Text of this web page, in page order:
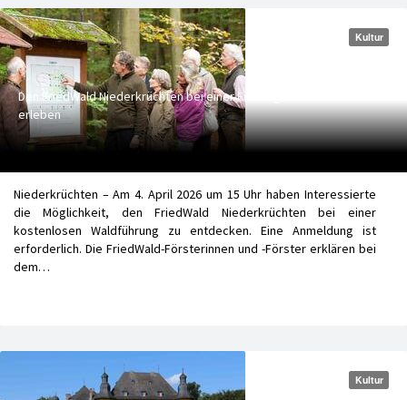
Kultur
Den FriedWald Niederkrüchten bei einer Führung
erleben
Niederkrüchten – Am 4. April 2026 um 15 Uhr haben Interessierte
die Möglichkeit, den FriedWald Niederkrüchten bei einer
kostenlosen Waldführung zu entdecken. Eine Anmeldung ist
erforderlich. Die FriedWald-Försterinnen und -Förster erklären bei
dem…
Kultur